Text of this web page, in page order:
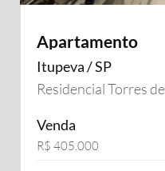
Apartamento
Itupeva / SP
Residencial Torres
Venda
R$ 405.000